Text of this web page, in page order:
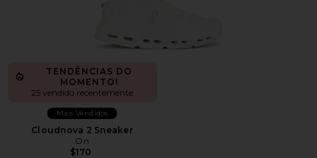
TENDÊNCIAS DO
MOMENTO!
25 vendido recentemente
Mais Vendidos
Cloudnova 2 Sneaker
On
$170